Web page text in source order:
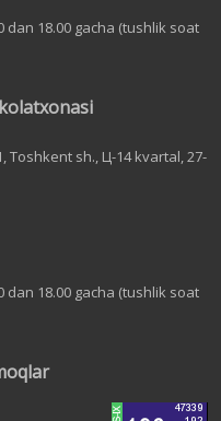
18.00 gacha (tushlik soat
Toshkent sh., Ц-14 kvartal, 27-
18.00 gacha (tushlik soat